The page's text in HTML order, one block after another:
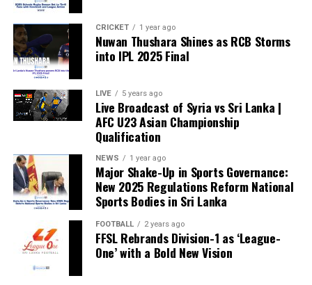
CRICKET 1 year ago
Nuwan Thushara Shines as RCB Storms
into IPL 2025 Final
LIVE 5 years ago
Live Broadcast of Syria vs Sri Lanka |
AFC U23 Asian Championship
Qualification
NEWS 1 year ago
Major Shake-Up in Sports Governance:
New 2025 Regulations Reform National
Sports Bodies in Sri Lanka
FOOTBALL 2 years ago
FFSL Rebrands Division-1 as ‘League-
One’ with a Bold New Vision